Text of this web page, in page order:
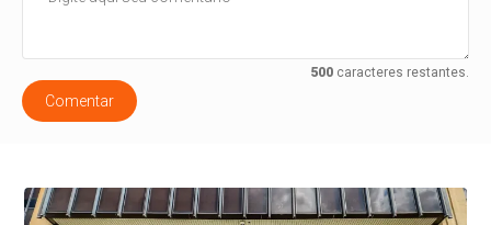
500caracteres restantes.
Comentar